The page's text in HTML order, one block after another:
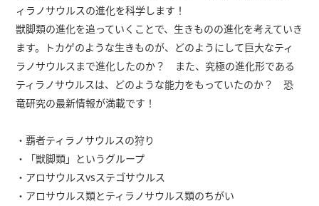
ィラノサウルスの進化を科学します！
獣脚類の進化を追っていくことで、生きものの進化を考えていき
ます。トカゲのような生きものが、どのようにして巨大なティ
ラノサウルスまで進化したのか？ また、究極の進化形である
ティラノサウルスは、どのような能力をもっていたのか？ 恐
竜研究の最新情報が満載です！
・覇者ティラノサウルスの狩り
・「獣脚類」というグループ
・アロサウルスvsステゴサウルス
・アロサウルス類とティラノサウルス類のちがい